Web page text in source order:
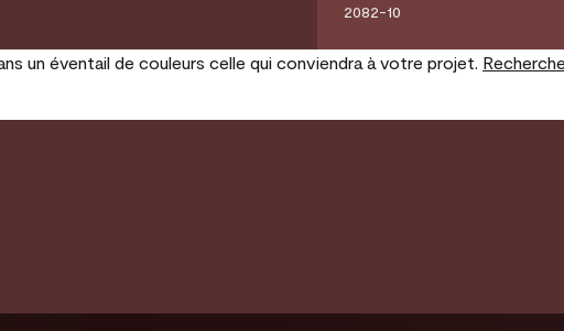
2082-10
un éventail de couleurs celle qui conviendra à votre projet.